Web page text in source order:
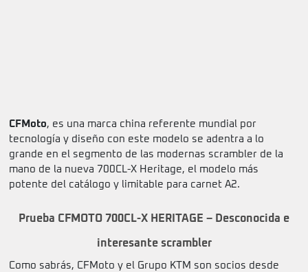
CFMoto, es una marca china referente mundial por
tecnología y diseño con este modelo se adentra a lo
grande en el segmento de las modernas scrambler de la
mano de la nueva 700CL-X Heritage, el modelo más
potente del catálogo y limitable para carnet A2.
Prueba CFMOTO 700CL-X HERITAGE – Desconocida e
interesante scrambler
Como sabrás, CFMoto y el Grupo KTM son socios desde